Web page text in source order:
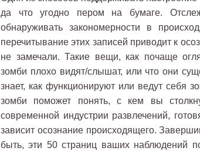
да что угодно пером на бумаге.
обнаруживать закономерности в
перечитывание этих записей приводит к
не замечали. Такие вещи, как почаще
зомби плохо видят/слышат, или что они
знает, как функционируют или ведут себя
зомби поможет понять, с кем вы
современной индустрии развлечений,
зависит осознание происходящего.
быть, эти 50 страниц ваших наблюдений